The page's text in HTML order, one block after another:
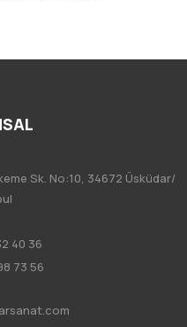
Sk. No:10, 34672 Üsküdar/
40 36
73 56